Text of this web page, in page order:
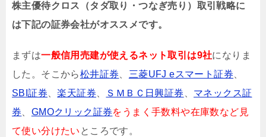
株主優待クロス（タダ取り・つなぎ売り）取引戦略に
は下記の証券会社がオススメです。
まずは一般信用売建が使えるネット取引は9社になりま
した。そこから松井証券 三菱UFJ eスマート証券
SBI証券 、楽天証券 ＳＭＢＣ日興証券
マネックス証
券
GMOクリック証券をうまく手数料や在庫数など見
て使い分けたい ところです。